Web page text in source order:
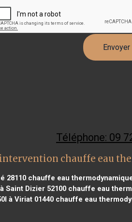
Téléphone: 09
chauffe eau
28110chauffe eau
Saint Dizier 52100 chauffe eau
à Viriat 01440chauffe eau